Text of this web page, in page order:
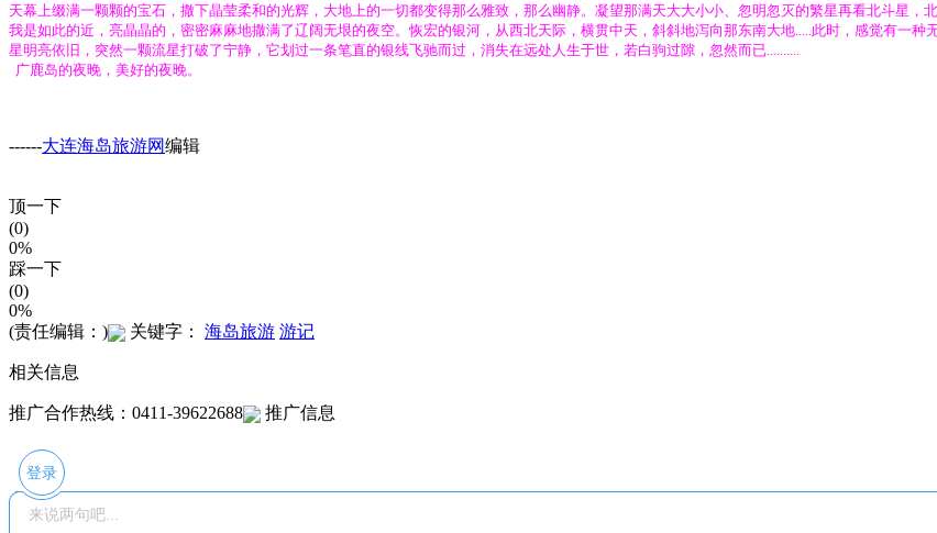
天幕上缀满一颗颗的宝石，撒下晶莹柔和的光辉，大地上的一切都变得那么雅致，那么幽静。凝望那满天大大小小、忽明忽灭的繁星再看北斗星
我是如此的近，亮晶晶的，密密麻麻地撒满了辽阔无垠的夜空。恢宏的银河，从西北天际，横贯中天，斜斜地泻向那东南大地.....此时，感觉有一
星明亮依旧，突然一颗流星打破了宁静，它划过一条笔直的银线飞驰而过，消失在远处人生于世，若白驹过隙，忽然而已..........
广鹿岛的夜晚，美好的夜晚。
------大连海岛旅游网编辑
顶一下
(0)
0%
踩一下
(0)
0%
(责任编辑：)
关键字： 海岛旅游 游记
相关信息
推广合作热线：0411-39622688 推广信息
登录